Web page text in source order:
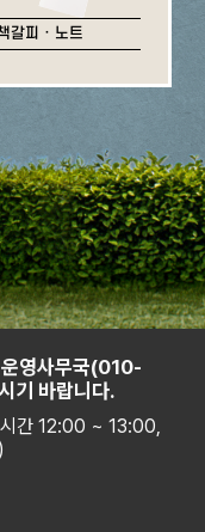
갈피 · 노트
영사무국(010-
기 바랍니다.
간 12:00 ~ 13:00,